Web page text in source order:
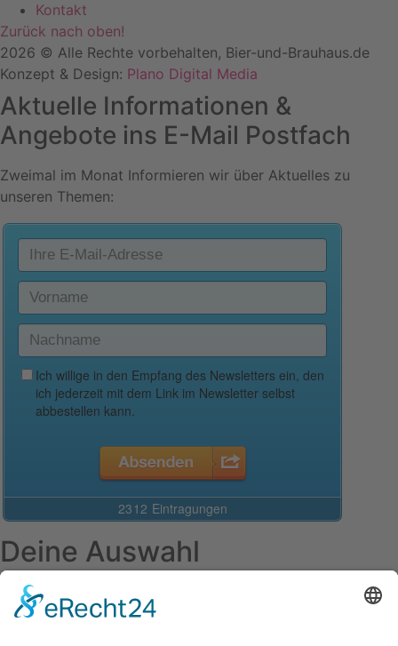
Kontakt
Zurück nach oben!
2026 © Alle Rechte vorbehalten, Bier-und-Brauhaus.de
Konzept & Design: Plano Digital Media
Aktuelle Informationen &
Angebote ins E-Mail Postfach
Zweimal im Monat Informieren wir über Aktuelles zu
unseren Themen:
Deine Auswahl
Startseite
Aktuelles Blog